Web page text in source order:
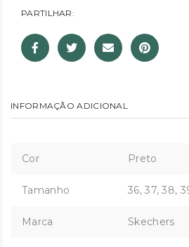
PARTILHAR:
INFORMAÇÃO ADICIONAL
Cor Preto
Tamanho 36, 37, 38,
Marca Skechers